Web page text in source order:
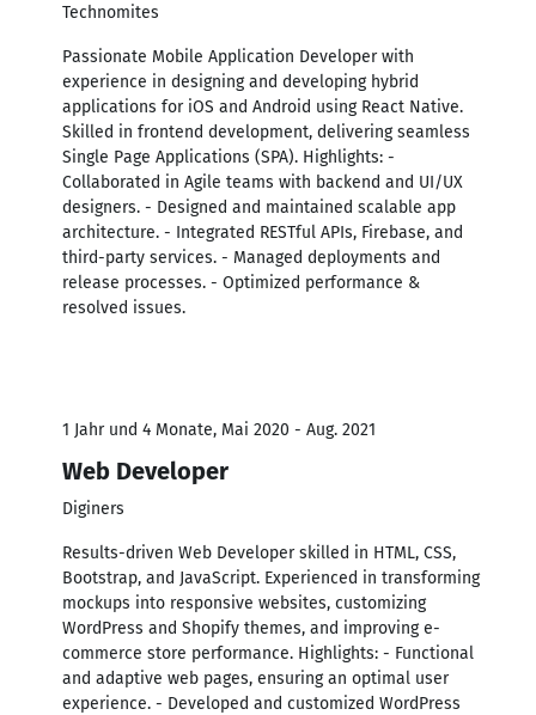
Technomites
Passionate Mobile Application Developer with
experience in designing and developing hybrid
applications for iOS and Android using React Native.
Skilled in frontend development, delivering seamless
Single Page Applications (SPA). Highlights: -
Collaborated in Agile teams with backend and UI/UX
designers. - Designed and maintained scalable app
architecture. - Integrated RESTful APIs, Firebase, and
third-party services. - Managed deployments and
release processes. - Optimized performance &
resolved issues.
1 Jahr und 4 Monate, Mai 2020 - Aug. 2021
Web Developer
Diginers
Results-driven Web Developer skilled in HTML, CSS,
Bootstrap, and JavaScript. Experienced in transforming
mockups into responsive websites, customizing
WordPress and Shopify themes, and improving e-
commerce store performance. Highlights: - Functional
and adaptive web pages, ensuring an optimal user
experience. - Developed and customized WordPress